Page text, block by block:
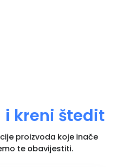
i kreni štedit
proizvoda koje inače
te obavijestiti.